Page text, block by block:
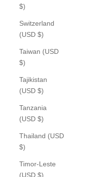
$)
Switzerland
(USD $)
Taiwan (USD
$)
Tajikistan
(USD $)
Tanzania
(USD $)
Thailand (USD
$)
Timor-Leste
(USD $)